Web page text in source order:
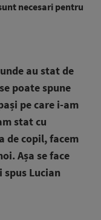
necesari pentru
au stat de
poate spune
pe care i-am
stat cu
de copil, facem
Așa se face
Lucian